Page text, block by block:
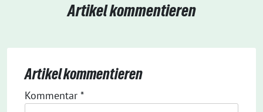
Artikel kommentieren
Artikel kommentieren
Kommentar *